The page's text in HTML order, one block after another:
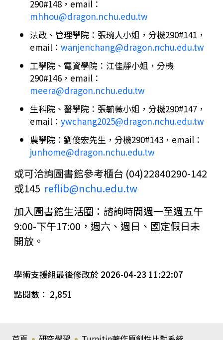
290#148，email：
mhhou@dragon.nchu.edu.tw
法政、管理學院：張琬人小姐，分機290#141，
email： wanjenchang@dragon.nchu.edu.tw
工學院、電資學院：江佳靜小姐，分機
290#146，email：
meera@dragon.nchu.edu.tw
生科院、醫學院：張毓薇小姐，分機290#147，
email： ywchang2025@dragon.nchu.edu.tw
農學院：劉俊宏先生，分機290#143，email：
junhome@dragon.nchu.edu.tw
或可洽詢圖書館參考櫃台 (04)22840290-142
或145 reflib@nchu.edu.tw
加入圖書館生活圈：諮詢時間週一至週五午
9:00-下午17:00，週六、週日、國定假日未
開放。
學術支援組最後修改於 2026-04-23 11:22:07
點閱數： 2,851